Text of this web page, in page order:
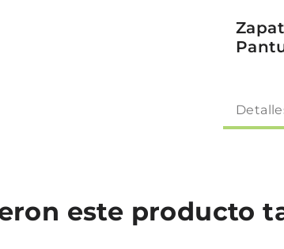
este producto